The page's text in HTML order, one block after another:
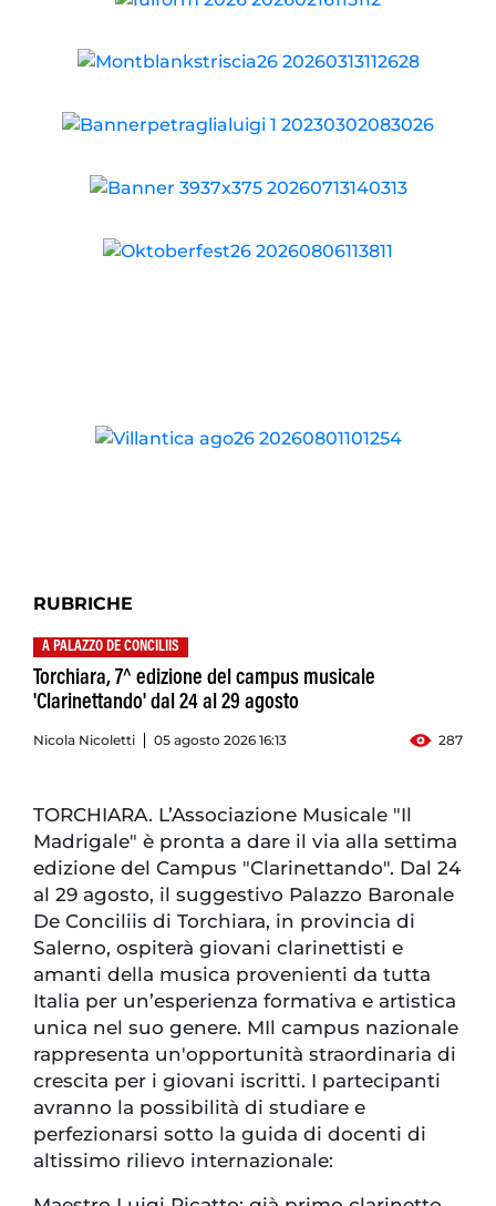
RUBRICHE
A PALAZZO DE CONCILIIS
Torchiara, 7^ edizione del campus musicale
'Clarinettando' dal 24 al 29 agosto
Nicola Nicoletti 05 agosto 2026 16:13 287
TORCHIARA. L’Associazione Musicale "Il
Madrigale" è pronta a dare il via alla settima
edizione del Campus "Clarinettando". Dal 24
al 29 agosto, il suggestivo Palazzo Baronale
De Conciliis di Torchiara, in provincia di
Salerno, ospiterà giovani clarinettisti e
amanti della musica provenienti da tutta
Italia per un’esperienza formativa e artistica
unica nel suo genere. MIl campus nazionale
rappresenta un'opportunità straordinaria di
crescita per i giovani iscritti. I partecipanti
avranno la possibilità di studiare e
perfezionarsi sotto la guida di docenti di
altissimo rilievo internazionale: